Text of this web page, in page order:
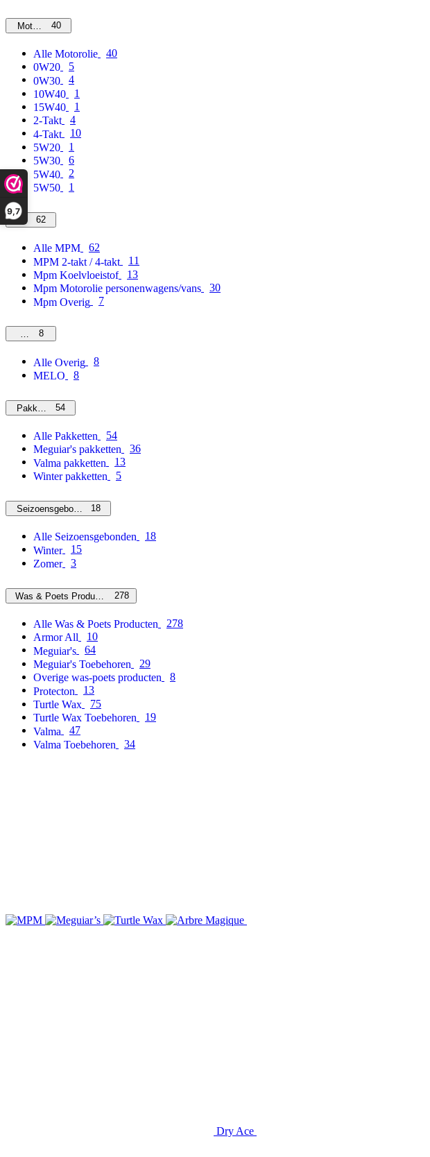
9,7
Motorolie40
Alle Motorolie
40
0W20
5
0W30
4
10W40
1
15W40
1
2-Takt
4
4-Takt
10
5W20
1
5W30
6
5W40
2
5W50
1
MPM62
Alle MPM
62
MPM 2-takt / 4-takt
11
Mpm Koelvloeistof
13
Mpm Motorolie personenwagens/vans
30
Mpm Overig
7
Overig
8
Alle Overig
8
MELO
8
Pakketten54
Alle Pakketten
54
Meguiar's pakketten
36
Valma pakketten
13
Winter pakketten
5
Seizoensgebonden18
Alle Seizoensgebonden
18
Winter
15
Zomer
3
Was & Poets Producten 278
Alle Was & Poets Producten
278
Armor All
10
Meguiar's
64
Meguiar's Toebehoren
29
Overige was-poets producten
8
Protecton
13
Turtle Wax
75
Turtle Wax Toebehoren
19
Valma
47
Valma Toebehoren
34
Dry Ace